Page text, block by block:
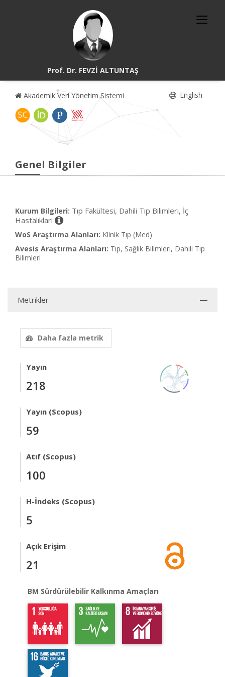
Prof. Dr. FEVZİ ALTUNTAŞ
Akademik Veri Yönetim Sistemi English
Genel Bilgiler
Kurum Bilgileri: Tıp Fakültesi, Dahili Tıp Bilimleri, İç
Hastalıkları
WoS Araştırma Alanları: Klinik Tıp (Med)
Avesis Araştırma Alanları: Tıp, Sağlık Bilimleri, Dahili Tıp
Bilimleri
Metrikler
Daha fazla metrik
Yayın
218
Yayın (Scopus)
59
Atıf (Scopus)
100
H-İndeks (Scopus)
5
Açık Erişim
21
BM Sürdürülebilir Kalkınma Amaçları